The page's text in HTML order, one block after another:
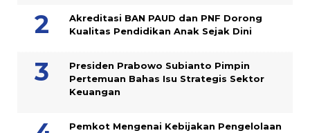
Akreditasi BAN PAUD dan PNF Dorong
Kualitas Pendidikan Anak Sejak Dini
Presiden Prabowo Subianto Pimpin
Pertemuan Bahas Isu Strategis Sektor
Keuangan
Pemkot Mengenai Kebijakan Pengelolaan